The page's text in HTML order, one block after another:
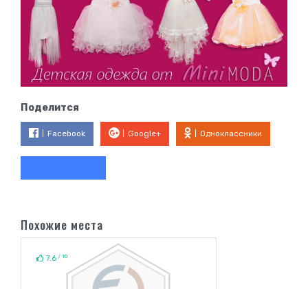
Поделится
Facebook Google+ Одноклассники
Похожие места
7.6 / 10